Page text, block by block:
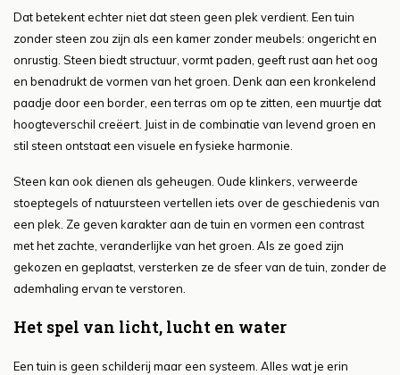
Dat betekent echter niet dat steen geen plek verdient. Een tuin
zonder steen zou zijn als een kamer zonder meubels: ongericht en
onrustig. Steen biedt structuur, vormt paden, geeft rust aan het oog
en benadrukt de vormen van het groen. Denk aan een kronkelend
paadje door een border, een terras om op te zitten, een muurtje dat
hoogteverschil creëert. Juist in de combinatie van levend groen en
stil steen ontstaat een visuele en fysieke harmonie.
Steen kan ook dienen als geheugen. Oude klinkers, verweerde
stoeptegels of natuursteen vertellen iets over de geschiedenis van
een plek. Ze geven karakter aan de tuin en vormen een contrast
met het zachte, veranderlijke van het groen. Als ze goed zijn
gekozen en geplaatst, versterken ze de sfeer van de tuin, zonder de
ademhaling ervan te verstoren.
Het spel van licht, lucht en water
Een tuin is geen schilderij maar een systeem. Alles wat je erin